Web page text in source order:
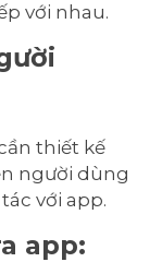
với nhau.
thiết kế
người dùng
với app.
app: